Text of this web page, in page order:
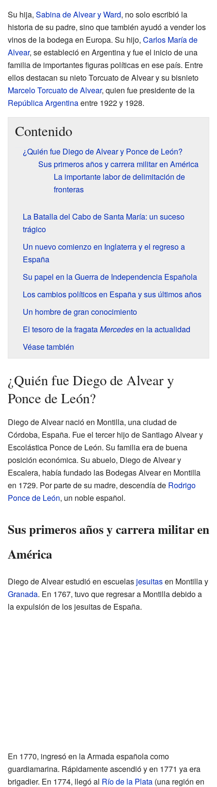
Su hija, Sabina de Alvear y Ward, no solo escribió la
historia de su padre, sino que también ayudó a vender los
vinos de la bodega en Europa. Su hijo, Carlos María de
Alvear, se estableció en Argentina y fue el inicio de una
familia de importantes figuras políticas en ese país. Entre
ellos destacan su nieto Torcuato de Alvear y su bisnieto
Marcelo Torcuato de Alvear, quien fue presidente de la
República Argentinaentre 1922 y 1928.
Contenido
¿Quién fue Diego de Alvear y Ponce de León?
Sus primeros años y carrera militar en América
La importante labor de delimitación de
fronteras
La Batalla del Cabo de Santa María: un suceso
trágico
Un nuevo comienzo en Inglaterra y el regreso a
España
Su papel en la Guerra de Independencia Española
Los cambios políticos en España y sus últimos años
Un hombre de gran conocimiento
El tesoro de la fragataMercedesen la actualidad
Véase también
¿Quién fue Diego de Alvear y
Ponce de León?
Diego de Alvear nació en Montilla, una ciudad de
Córdoba, España. Fue el tercer hijo de Santiago Alvear y
Escolástica Ponce de León. Su familia era de buena
posición económica. Su abuelo, Diego de Alvear y
Escalera, había fundado las Bodegas Alvear en Montilla
en 1729. Por parte de su madre, descendía de Rodrigo
Ponce de León, un noble español.
Sus primeros años y carrera militar en
América
Diego de Alvear estudió en escuelas jesuitasen Montilla y
Granada. En 1767, tuvo que regresar a Montilla debido a
la expulsión de los jesuitas de España.
En 1770, ingresó en la Armada española como
guardiamarina. Rápidamente ascendió y en 1771 ya era
brigadier. En 1774, llegó al Río de la Plata (una región en